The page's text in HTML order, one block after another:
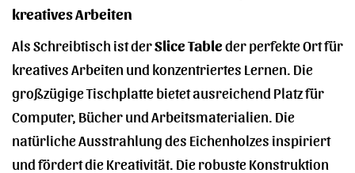
kreatives Arbeiten
Als Schreibtisch ist derSlice Tableder perfekte Ort für
kreatives Arbeiten und konzentriertes Lernen. Die
großzügige Tischplatte bietet ausreichend Platz für
Computer, Bücher und Arbeitsmaterialien. Die
natürliche Ausstrahlung des Eichenholzes inspiriert
und fördert die Kreativität. Die robuste Konstruktion